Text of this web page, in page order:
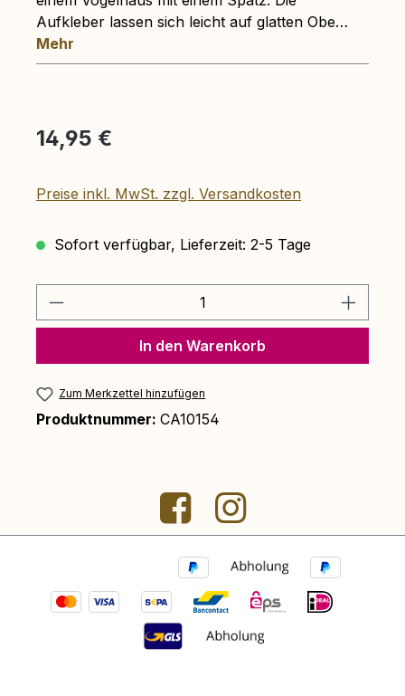
Aufkleber lassen sich leicht auf glatten Obe…
Mehr
Regulärer Preis:
14,95 €
Preise inkl. MwSt. zzgl. Versandkosten
Sofort verfügbar, Lieferzeit: 2-5 Tage
Produkt Anzahl: Gib den
In den Warenkorb
Zum Merkzettel hinzufügen
Produktnummer: CA10154